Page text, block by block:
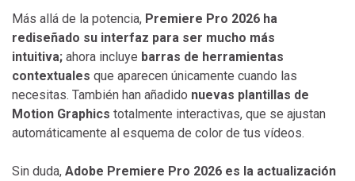
Más allá de la potencia, Premiere Pro 2026 ha
rediseñado su interfaz para ser mucho más
intuitiva; ahora incluye barras de herramientas
contextuales que aparecen únicamente cuando las
necesitas. También han añadido nuevas plantillas de
Motion Graphics totalmente interactivas, que se ajustan
automáticamente al esquema de color de tus vídeos.
Sin duda, Adobe Premiere Pro 2026 es la actualización